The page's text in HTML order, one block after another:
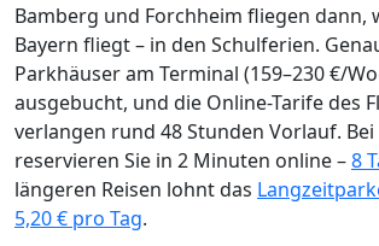
Bamberg und Forchheim fliegen dann,
Bayern fliegt – in den Schulferien.
Parkhäuser am Terminal (159–230 €/
ausgebucht, und die Online-Tarife des
verlangen rund 48 Stunden Vorlauf. Bei
reservieren Sie in 2 Minuten online –8
längeren Reisen lohnt das
5,20 € pro Tag.